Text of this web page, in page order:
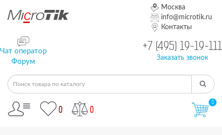
Москва
info@microtik.ru
Контакты
Чат оператор
Форум
+7 (495) 19-19-111
Заказать звонок
0 0
0